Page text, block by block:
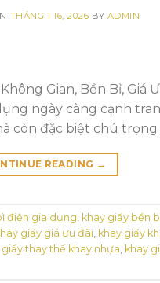
THÁNG 1 16, 2026 BY ADMIN
Gian, Bền Bỉ, Giá
ngày càng cạnh
còn đặc biệt chú trọng
READING →
điện gia dụng, khay giấy bền
giấy giá ưu đãi, khay giấy
giấy thay thế khay nhựa, khay